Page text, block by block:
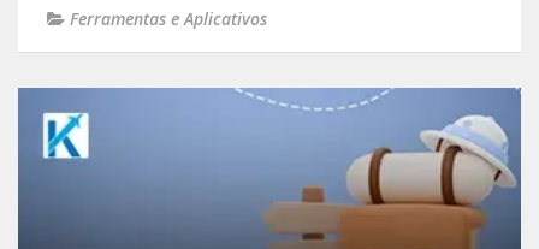
Ferramentas e Aplicativos